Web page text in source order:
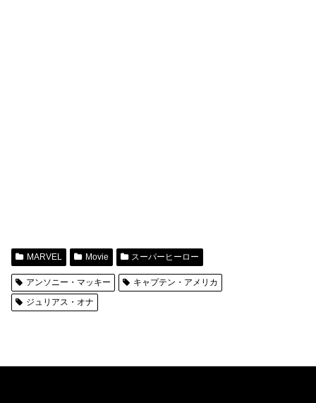
MARVEL Movie スーパーヒーロー
アンソニー・マッキー
キャプテン・アメリカ
ジュリアス・オナ